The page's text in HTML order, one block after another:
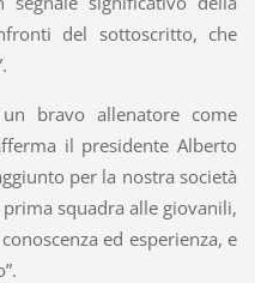
del sottoscritto, che
bravo allenatore come
il presidente Alberto
per la nostra società
squadra alle giovanili,
ed esperienza, e